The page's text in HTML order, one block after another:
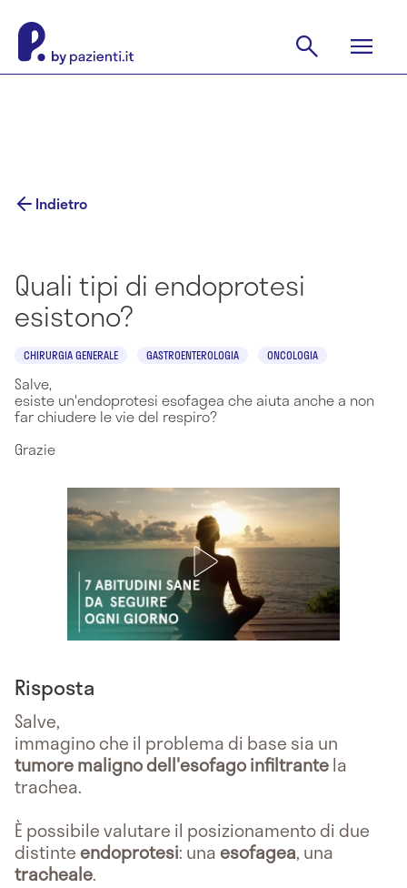
Indietro
Quali tipi di endoprotesi
esistono?
CHIRURGIA GENERALE GASTROENTEROLOGIA ONCOLOGIA
Salve,
esiste un'endoprotesi esofagea che aiuta anche a non
far chiudere le vie del respiro?
Grazie
Risposta
Salve,
immagino che il problema di base sia un
tumore maligno dell'esofago infiltrantela
trachea.
È possibile valutare il posizionamento di due
distinteendoprotesi: unaesofagea, una
tracheale.